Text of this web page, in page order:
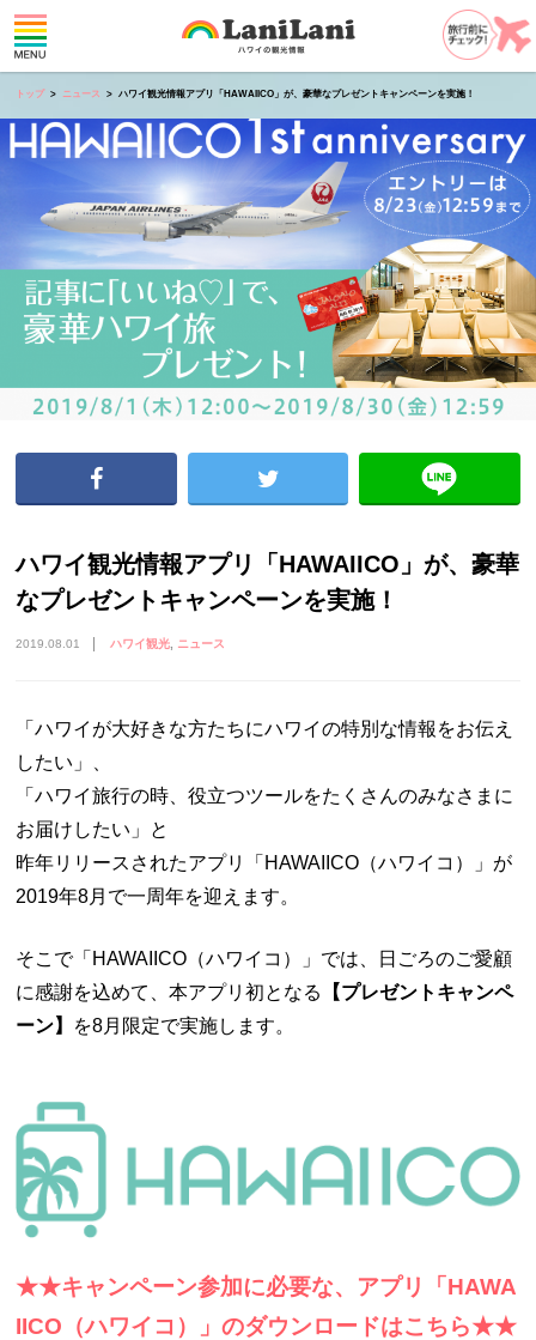
トップ ニュース ハワイ観光情報アプリ「HAWAIICO」が、豪華なプレゼントキャンペーンを実施！
ハワイ観光情報アプリ「HAWAIICO」が、豪華
なプレゼントキャンペーンを実施！
2019.08.01 ハワイ観光 ニュース
「ハワイが大好きな方たちにハワイの特別な情報をお伝え
したい」、
「ハワイ旅行の時、役立つツールをたくさんのみなさまに
お届けしたい」と
昨年リリースされたアプリ「HAWAIICO（ハワイコ）」が
2019年8月で一周年を迎えます。
そこで「HAWAIICO（ハワイコ）」では、日ごろのご愛顧
に感謝を込めて、本アプリ初となる
【プレゼントキャンペ
ーン】 を8月限定で実施します。
★★キャンペーン参加に必要な、アプリ「HAWA
IICO（ハワイコ）」のダウンロードはこちら★★